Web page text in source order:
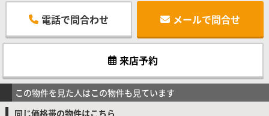
電話で問合わせ メールで問合せ
来店予約
この物件を見た人はこの物件も見ています
同じ価格帯の物件はこちら